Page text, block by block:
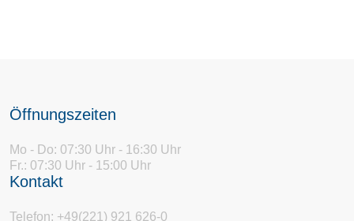
Öffnungszeiten
Mo - Do: 07:30 Uhr - 16:30 Uhr
Fr.: 07:30 Uhr - 15:00 Uhr
Kontakt
Telefon: +49(221) 921 626-0